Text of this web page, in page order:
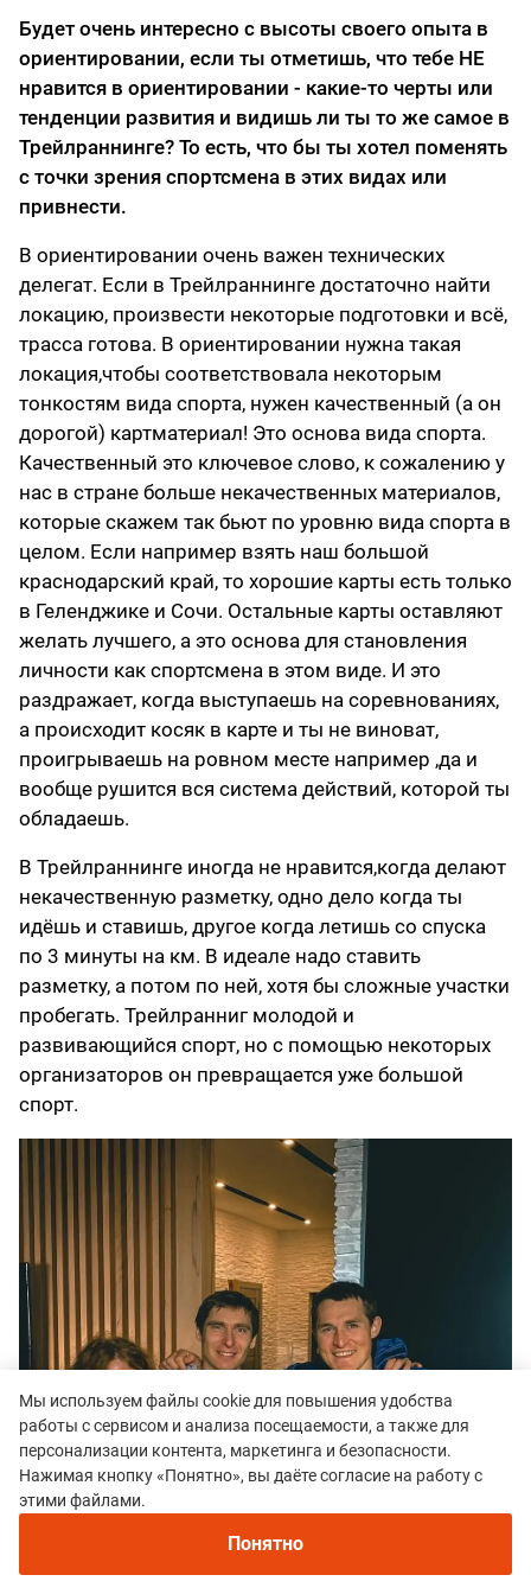
Будет очень интересно с высоты своего опыта в
ориентировании, если ты отметишь, что тебе НЕ
нравится в ориентировании - какие-то черты или
тенденции развития и видишь ли ты то же самое в
Трейлраннинге? То есть, что бы ты хотел поменять
с точки зрения спортсмена в этих видах или
привнести.
В ориентировании очень важен технических
делегат. Если в Трейлраннинге достаточно найти
локацию, произвести некоторые подготовки и всё,
трасса готова. В ориентировании нужна такая
локация,чтобы соответствовала некоторым
тонкостям вида спорта, нужен качественный (а он
дорогой) картматериал! Это основа вида спорта.
Качественный это ключевое слово, к сожалению у
нас в стране больше некачественных материалов,
которые скажем так бьют по уровню вида спорта в
целом. Если например взять наш большой
краснодарский край, то хорошие карты есть только
в Геленджике и Сочи. Остальные карты оставляют
желать лучшего, а это основа для становления
личности как спортсмена в этом виде. И это
раздражает, когда выступаешь на соревнованиях,
а происходит косяк в карте и ты не виноват,
проигрываешь на ровном месте например ,да и
вообще рушится вся система действий, которой ты
обладаешь.
В Трейлраннинге иногда не нравится,когда делают
некачественную разметку, одно дело когда ты
идёшь и ставишь, другое когда летишь со спуска
по 3 минуты на км. В идеале надо ставить
разметку, а потом по ней, хотя бы сложные участки
пробегать. Трейлранниг молодой и
развивающийся спорт, но с помощью некоторых
организаторов он превращается уже большой
спорт.
Мы используем файлы cookie для повышения удобства
работы с сервисом и анализа посещаемости, а также для
персонализации контента, маркетинга и безопасности.
Нажимая кнопку «Понятно», вы даёте согласие на работу с
этими файлами.
Понятно